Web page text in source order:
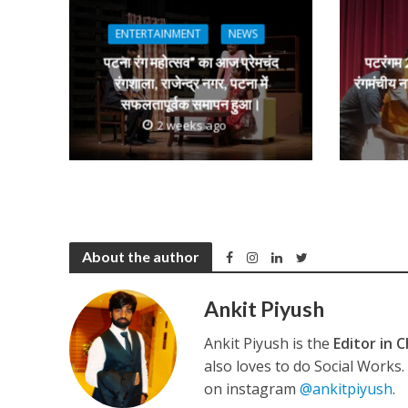
नेहा म्यूजिक वर्ल्ड पर
p k er
ENTERTAINMENT NEWS
पटना रंग महोत्सव” का आज प्रेमचंद
रंगशाला, राजेन्द्र नगर, पटना में
सफलतापूर्वक समापन हुआ।
2 weeks ago
पटरंगम
रंगमंचीय
About the author
Ankit Piyush
Ankit Piyush is the Editor in
also loves to do Social
on instagram@ankitpiyush.